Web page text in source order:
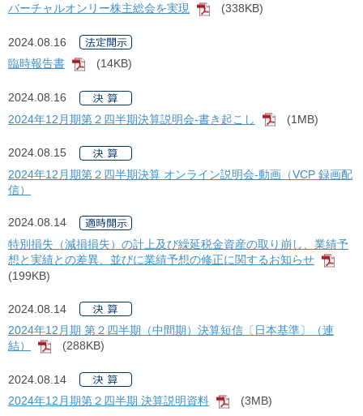
バーチャルオンリー株主総会を実現 [PDF]
(338KB)
2024.08.16
臨時報告書
[PDF]
(14KB)
2024.08.16
2024年12月期第２四半期決算説明会-書き起こし
[PDF]
(1MB)
2024.08.15
2024年12月期第２四半期決算 オンライン説明会-動画（VCP 録画配
信）
2024.08.14
特別損失（減損損失）の計上及び繰延税金資産の取り崩し、業績予
想と実績との差異、並びに業績予想の修正に関するお知らせ
(199KB)
2024.08.14
2024年12月期 第２四半期（中間期）決算短信〔日本基準〕（連
結）
[PDF]
(288KB)
2024.08.14
2024年12月期第２四半期 決算説明資料
[PDF]
(3MB)